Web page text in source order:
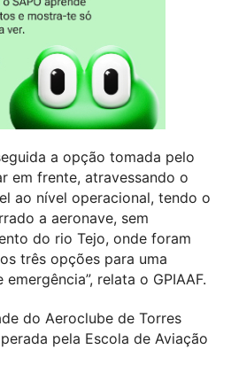
a opção tomada pelo
em frente, atravessando o
ao nível operacional, tendo o
a aeronave, sem
do rio Tejo, onde foram
três opções para uma
relata o GPIAAF.
do Aeroclube de Torres
pela Escola de Aviação